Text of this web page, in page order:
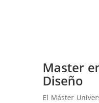
Master
Diseño
El Máster